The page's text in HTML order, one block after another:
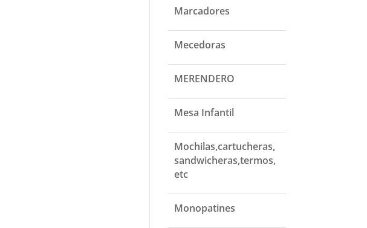
Marcadores
Mecedoras
MERENDERO
Mesa Infantil
Mochilas,cartucheras,
sandwicheras,termos,
etc
Monopatines